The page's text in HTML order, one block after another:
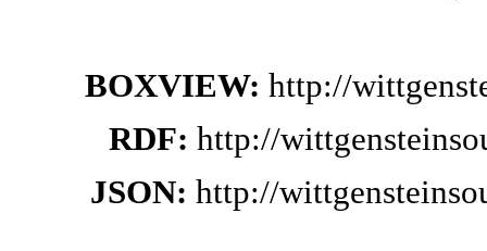
BOXVIEW: http://
RDF: http://
JSON: http://